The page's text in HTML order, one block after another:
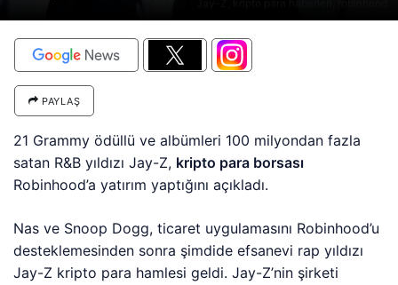
PAYLAŞ
21 Grammy ödüllü ve albümleri 100 milyondan fazla
satan R&B yıldızı Jay-Z, kripto para borsası
Robinhood’a yatırım yaptığını açıkladı.
Nas ve Snoop Dogg, ticaret uygulamasını Robinhood’u
desteklemesinden sonra şimdide efsanevi rap yıldızı
Jay-Z kripto para hamlesi geldi. Jay-Z’nin şirketi